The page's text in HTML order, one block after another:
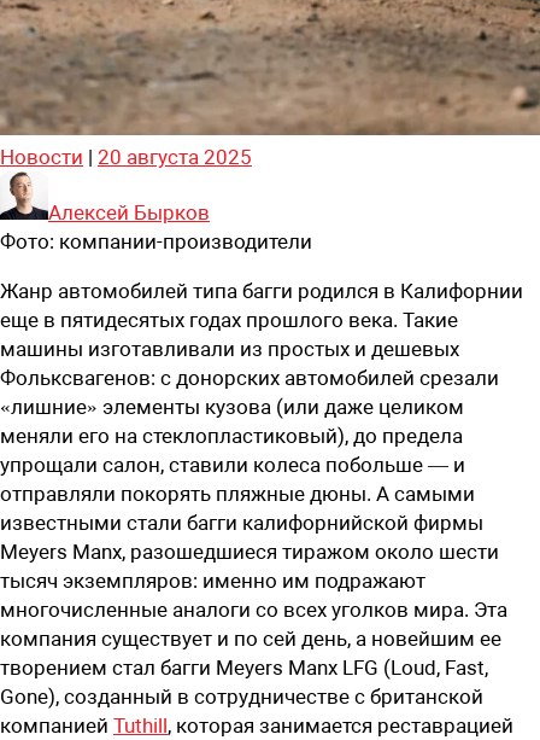
Новости | 20 августа 2025
Алексей Бырков
Фото: компании-производители
Жанр автомобилей типа багги родился в Калифорнии
еще в пятидесятых годах прошлого века. Такие
машины изготавливали из простых и дешевых
Фольксвагенов: с донорских автомобилей срезали
«лишние» элементы кузова (или даже целиком
меняли его на стеклопластиковый), до предела
упрощали салон, ставили колеса побольше — и
отправляли покорять пляжные дюны. А самыми
известными стали багги калифорнийской фирмы
Meyers Manx, разошедшиеся тиражом около шести
тысяч экземпляров: именно им подражают
многочисленные аналоги со всех уголков мира. Эта
компания существует и по сей день, а новейшим ее
творением стал багги Meyers Manx LFG (Loud, Fast,
Gone), созданный в сотрудничестве с британской
компанией Tuthill, которая занимается реставрацией